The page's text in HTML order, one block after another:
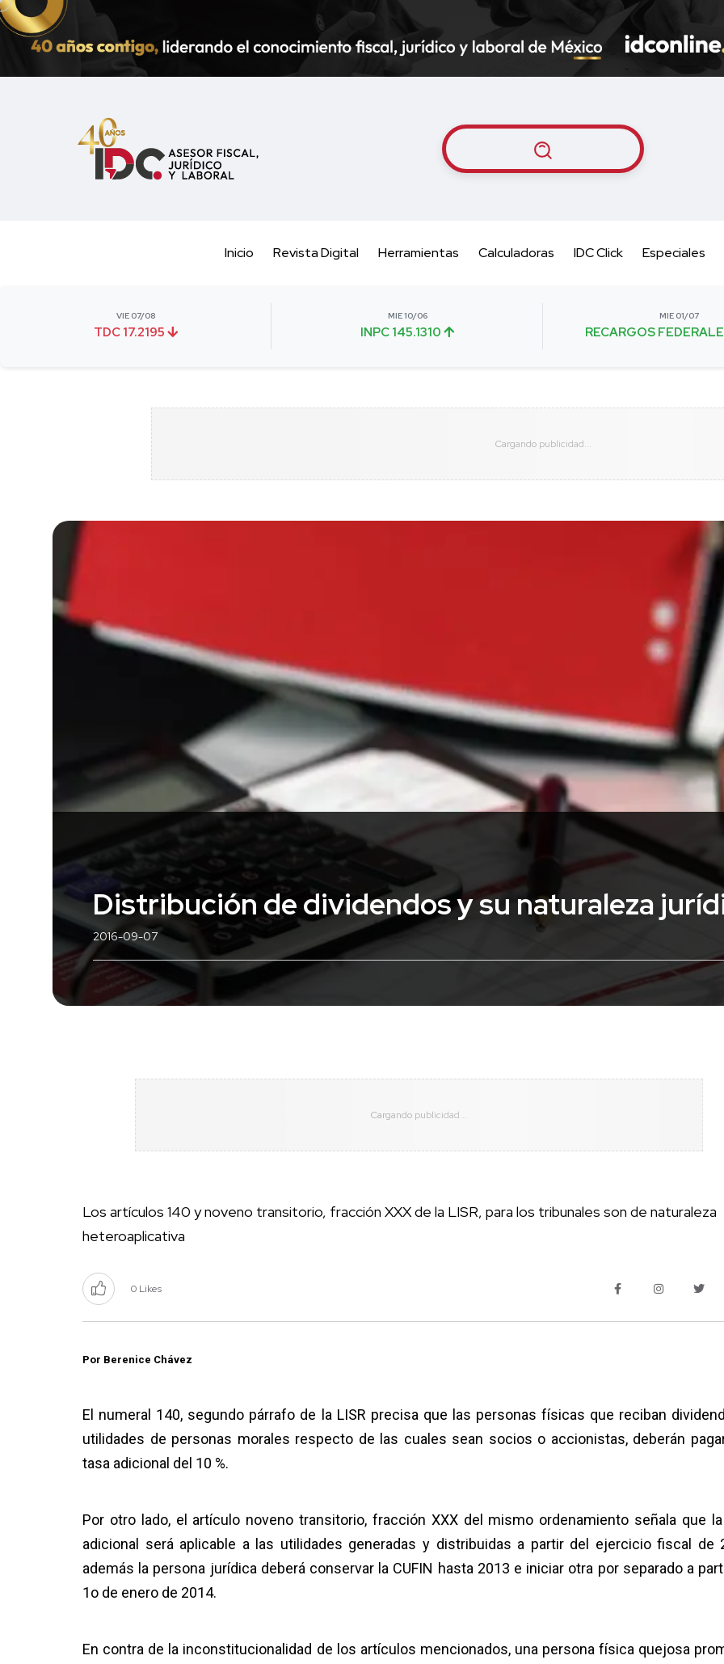
Inicio Revista Digital Herramientas Calculadoras IDC Click Especiales
VIE 07/08
TDC 17.2195
MIE 10/06
INPC 145.1310
MIE 01/07
RECARGOS
Distribución de dividendos y su naturaleza
2016-09-07
Los artículos 140 y noveno transitorio, fracción XXX de la LISR, para los tribunales son de naturaleza
heteroaplicativa
0 Likes
Por Berenice Chávez
El numeral 140, segundo párrafo de la LISR precisa que las personas físicas que reciban
utilidades de personas morales respecto de las cuales sean socios o accionistas, deberán
tasa adicional del 10 %.
Por otro lado, el artículo noveno transitorio, fracción XXX del mismo ordenamiento señala que
adicional será aplicable a las utilidades generadas y distribuidas a partir del ejercicio fiscal de
además la persona jurídica deberá conservar la CUFIN hasta 2013 e iniciar otra por separado a
1o de enero de 2014.
En contra de la inconstitucionalidad de los artículos mencionados, una persona física quejosa